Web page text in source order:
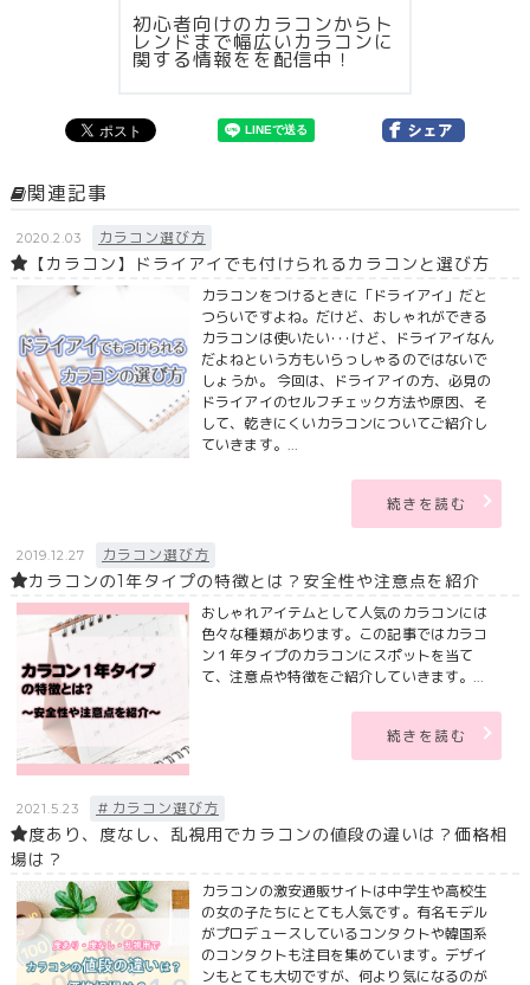
初心者向けのカラコンからト
レンドまで幅広いカラコンに
関する情報をを配信中！
関連記事
2020.2.03 カラコン選び方
【カラコン】ドライアイでも付けられるカラコンと選び方
カラコンをつけるときに「ドライアイ」だと
つらいですよね。だけど、おしゃれができる
カラコンは使いたい･･･けど、ドライアイなん
だよねという方もいらっしゃるのではないで
しょうか。 今回は、ドライアイの方、必見の
ドライアイのセルフチェック方法や原因、そ
して、乾きにくいカラコンについてご紹介し
ていきます。...
続きを読む
2019.12.27 カラコン選び方
カラコンの1年タイプの特徴とは？安全性や注意点を紹介
おしゃれアイテムとして人気のカラコンには
色々な種類があります。この記事ではカラコ
ン１年タイプのカラコンにスポットを当て
て、注意点や特徴をご紹介していきます。...
続きを読む
2021.5.23 ＃カラコン選び方
度あり、度なし、乱視用でカラコンの値段の違いは？価格相
場は？
カラコンの激安通販サイトは中学生や高校生
の女の子たちにとても人気です。有名モデル
がプロデュースしているコンタクトや韓国系
のコンタクトも注目を集めています。デザイ
ンもとても大切ですが、何より気になるのが